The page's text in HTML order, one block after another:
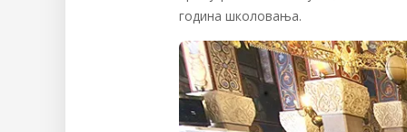
година школовања.